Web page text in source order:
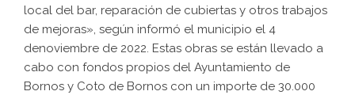
local del bar, reparación de cubiertas y otros trabajos
de mejoras», según informó el municipio el 4
denoviembre de 2022. Estas obras se están llevado a
cabo con fondos propios del Ayuntamiento de
Bornos y Coto de Bornos con un importe de 30.000